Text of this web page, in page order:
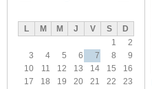
L M M J V S
D
1
2
3
4 5 6 7 8
9
10
11 12 13 14 15
16
17
18 19 20 21 22
23